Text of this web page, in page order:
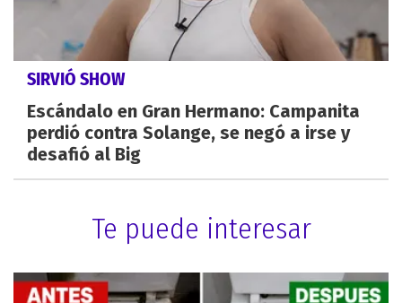
SIRVIÓ SHOW
Escándalo en Gran Hermano: Campanita
perdió contra Solange, se negó a irse y
desafió al Big
Te puede interesar